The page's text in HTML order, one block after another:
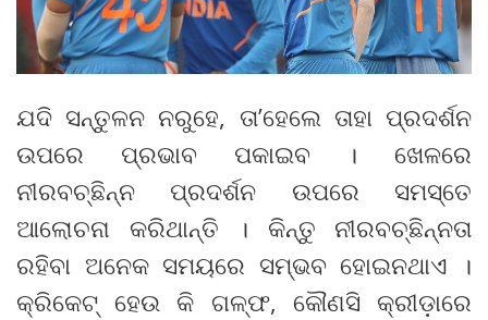
ଯଦି ସନ୍ତୁଳନ ନରୁହେ, ତା’ହେଲେ ତାହା ପ୍ରଦର୍ଶନ
ଉପରେ ପ୍ରଭାବ ପକାଇବ । ଖେଳରେ
ନୀରବଚ୍ଛିନ୍ନ ପ୍ରଦର୍ଶନ ଉପରେ ସମସ୍ତେ
ଆଲୋଚନା କରିଥାନ୍ତି । କିନ୍ତୁ ନୀରବଚ୍ଛିନ୍ନତା
ରହିବା ଅନେକ ସମୟରେ ସମ୍ଭବ ହୋଇନଥାଏ ।
କ୍ରିକେଟ୍ ହେଉ କି ଗଳ୍ଫ, କୌଣସି କ୍ରୀଡ଼ାରେ